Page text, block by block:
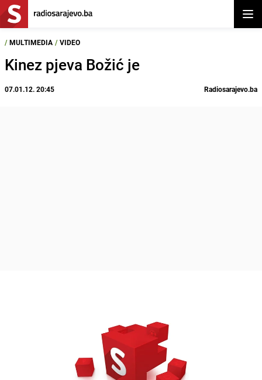
/ MULTIMEDIA / VIDEO
Kinez pjeva Božić je
07.01.12. 20:45 Radiosarajevo.ba